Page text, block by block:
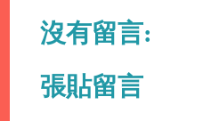
沒有留言:
張貼留言